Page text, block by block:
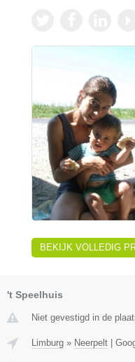
BEKIJK VOLLEDIG
't Speelhuis
Niet gevestigd in de
Limburg » Neerpelt |